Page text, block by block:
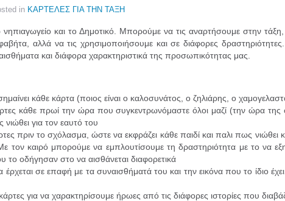
in ΚΑΡΤΕΛΕΣ ΓΙΑ ΤΗΝ ΤΑΞΗ
και το Δημοτικό. Μπορούμε να τις αναρτήσουμε στην
αλλά να τις χρησιμοποιήσουμε και σε διάφορες δραστηριότητες.
και διάφορα χαρακτηριστικά της προσωπικότητας μας.
κάθε κάρτα (ποιος είναι ο καλοσυνάτος, ο ζηλιάρης, ο
κάθε πρωί την ώρα που συγκεντρωνόμαστε όλοι μαζί (την ώρα
για τον εαυτό του
πριν το σχόλασμα, ώστε να εκφράζει κάθε παιδί και παλι πως νιώθει
τον καιρό μπορούμε να εμπλουτίσουμε τη δραστηριότητα με το να
το οδήγησαν στο να αισθάνεται διαφορετικά
σε επαφή με τα συναισθήματά του και την εικόνα που το ίδιο
για να χαρακτηρίσουμε ήρωες από τις διάφορες ιστορίες που